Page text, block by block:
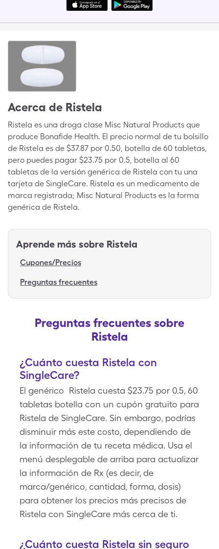
Acerca de Ristela
Ristela es una droga clase Misc Natural Products que
produce Bonafide Health. El precio normal de tu bolsillo
de Ristela es de $37.87 por 0.50, botella de 60 tabletas,
pero puedes pagar $23.75 por 0.5, botella al 60
tabletas de la versión genérica de Ristela con tu una
tarjeta de SingleCare. Ristela es un medicamento de
marca registrada; Misc Natural Products es la forma
genérica de Ristela.
Aprende más sobre Ristela
Cupones/Precios
Preguntas frecuentes
Preguntas frecuentes sobre
Ristela
¿Cuánto cuesta Ristela con
SingleCare?
El genérico Ristela cuesta $23.75 por 0.5, 60
tabletas botella con un cupón gratuito para
Ristela de SingleCare. Sin embargo, podrías
disminuir más este costo, dependiendo de
la información de tu receta médica. Usa el
menú desplegable de arriba para actualizar
la información de Rx (es decir, de
marca/genérico, cantidad, forma, dosis)
para obtener los precios más precisos de
Ristela con SingleCare más cerca de ti.
¿Cuánto cuesta Ristela sin seguro